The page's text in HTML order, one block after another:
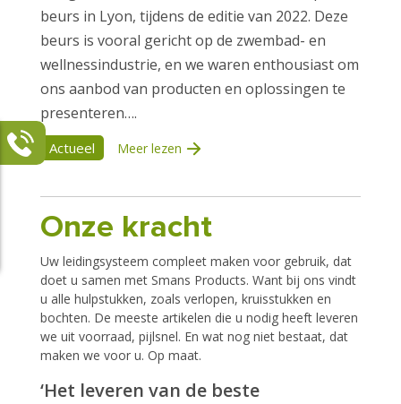
beurs in Lyon, tijdens de editie van 2022. Deze
beurs is vooral gericht op de zwembad- en
wellnessindustrie, en we waren enthousiast om
ons aanbod van producten en oplossingen te
presenteren….
Actueel Meer lezen
Onze kracht
Uw leidingsysteem compleet maken voor gebruik, dat
doet u samen met Smans Products. Want bij ons vindt
u alle hulpstukken, zoals verlopen, kruisstukken en
bochten. De meeste artikelen die u nodig heeft leveren
we uit voorraad, pijlsnel. En wat nog niet bestaat, dat
maken we voor u. Op maat.
‘Het leveren van de beste